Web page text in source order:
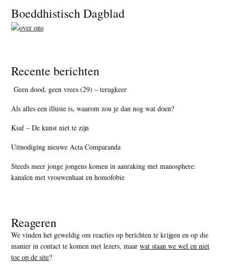
Footer
Boeddhistisch Dagblad
Recente berichten
Geen dood, geen vrees (29) – terugkeer
Als alles een illusie is, waarom zou je dan nog wat doen?
Ksaf – De kunst niet te zijn
Uitnodiging nieuwe Acta Comparanda
Steeds meer jonge jongens komen in aanraking met manosphere:
kanalen met vrouwenhaat en homofobie
Reageren
We vinden het geweldig om reacties op berichten te krijgen en op die
manier in contact te komen met lezers, maarwat staan we wel en niet
toe op de site?